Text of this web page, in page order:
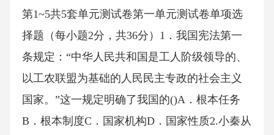
第1~5共5套单元测试卷第一单元测试卷单项选
择题（每小题2分，共36分）1．我国宪法第一
条规定：“中华人民共和国是工人阶级领导的、
以工农联盟为基础的人民民主专政的社会主义
国家。”这一规定明确了我国的()A．根本任务
B．根本制度C．国家机构D．国家性质2.小秦从